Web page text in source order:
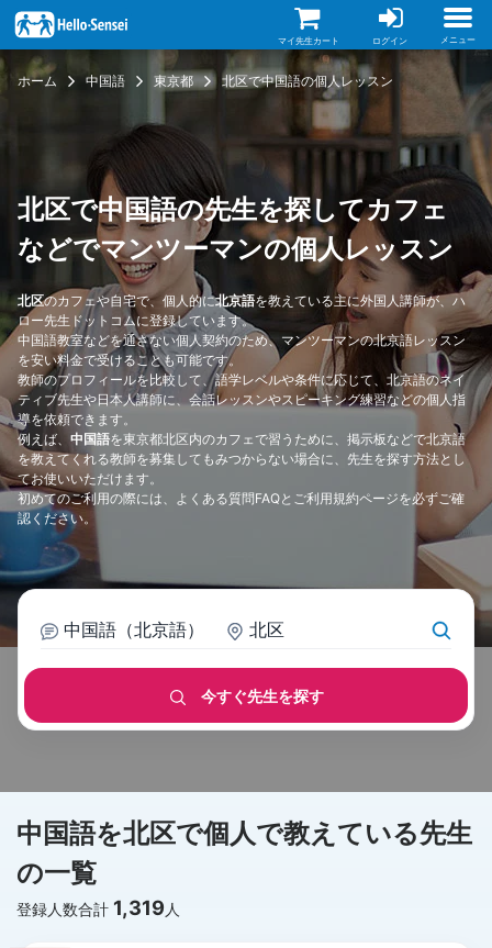
イ
ン
コ
ン
マイ先生カート ログイン メニュー
ホーム 中国語 東京都 北区で中国語の個人レッスン
北区で中国語の先生を探してカフェ
などでマンツーマンの個人レッスン
北区のカフェや自宅で、個人的に北京語を教えている主に外国人講師が、ハ
ロー先生ドットコムに登録しています。
中国語教室などを通さない個人契約のため、マンツーマンの北京語レッスン
を安い料金で受けることも可能です。
教師のプロフィールを比較して、語学レベルや条件に応じて、北京語のネイ
ティブ先生や日本人講師に、会話レッスンやスピーキング練習などの個人指
導を依頼できます。
例えば、 中国語を東京都北区内のカフェで習うために、掲示板などで北京語
を教えてくれる教師を募集してもみつからない場合に、先生を探す方法とし
てお使いいただけます。
初めてのご利用の際には、 よくある質問FAQと ご利用規約ページを必ずご確
認ください。
中国語（北京語） 北区
今すぐ先生を探す
中国語を北区で個人で教えている先生
の一覧
登録人数合計 1,319 人